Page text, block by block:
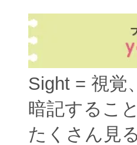
Sight = 視覚
暗記するこ
たくさん見